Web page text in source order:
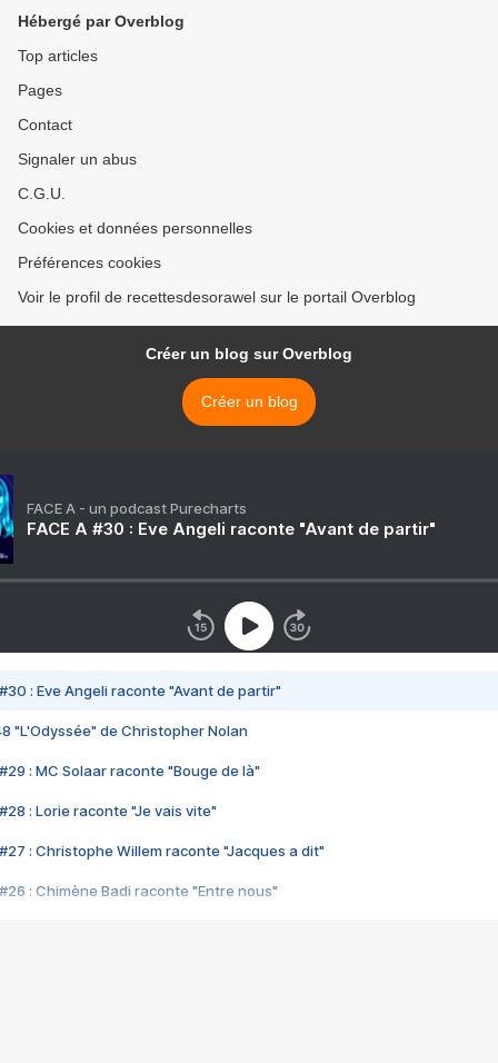
Hébergé par Overblog
Top articles
Pages
Contact
Signaler un abus
C.G.U.
Cookies et données personnelles
Préférences cookies
Voir le profil de recettesdesorawel sur le portail Overblog
Créer un blog sur Overblog
Créer un blog
FACE A - un podcast Purecharts
FACE A #30 : Eve Angeli raconte "Avant de partir"
#30 : Eve Angeli raconte "Avant de partir"
"L'Odyssée" de Christopher Nolan
#29 : MC Solaar raconte "Bouge de là"
#28 : Lorie raconte "Je vais vite"
#27 : Christophe Willem raconte "Jacques a dit"
#26 : Chimène Badi raconte "Entre nous"